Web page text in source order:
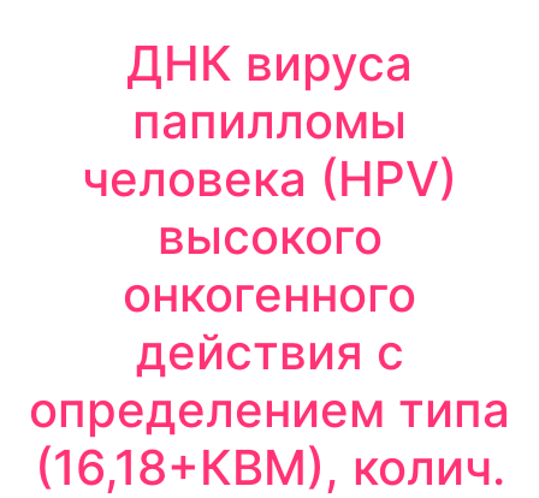
ДНК вируса
папилломы
человека (HPV)
высокого
онкогенного
действия с
определением типа
(16,18+КВМ), колич.